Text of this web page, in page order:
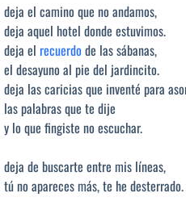
deja el camino que no andamos,
deja aquel hotel donde estuvimos.
deja el recuerdo de las sábanas,
el desayuno al pie del jardincito.
deja las caricias que inventé para
las palabras que te dije
y lo que fingiste no escuchar.
deja de buscarte entre mis líneas,
tú no apareces más, te he desterrado.